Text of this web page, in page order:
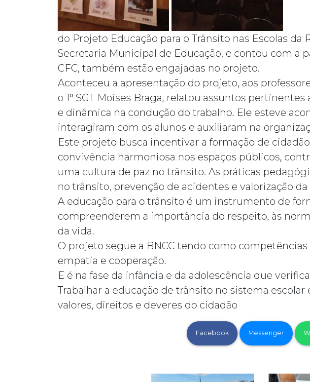
do Projeto Educação para o Trânsito nas Escolas
Secretaria Municipal de Educação, e contou com a
CFC, também estão engajadas no projeto.
Aconteceu a apresentação do projeto, aos
o 1° SGT Moises Braga, relatou assuntos
e dinâmica na condução do trabalho. Ele esteve
interagiram com os alunos e auxiliaram na
Este projeto busca incentivar a formação de
convivência harmoniosa nos espaços públicos,
uma cultura de paz no trânsito. As práticas
no trânsito, prevenção de acidentes e valorização
A educação para o trânsito é um instrumento de
compreenderem a importância do respeito, às
da vida.
O projeto segue a BNCC tendo como
empatia e cooperação.
E é na fase da infância e da adolescência que
Trabalhar a educação de trânsito no sistema
valores, direitos e deveres do cidadão
Facebook Messenger